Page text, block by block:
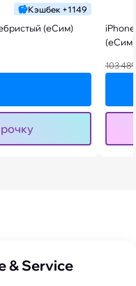
Кэшбек +1149
(еСим)
(еСим)
103
& Service